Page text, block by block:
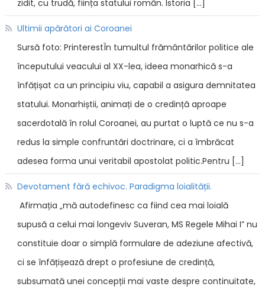
zidit, cu trudă, ființa statului român. Istoria […]
Ultimii apărători ai Coroanei
Sursă foto: PrinterestÎn tumultul frământărilor politice ale
începutului veacului al XX-lea, ideea monarhică s-a
înfățișat ca un principiu viu, capabil a asigura demnitatea
statului. Monarhiștii, animați de o credință aproape
sacerdotală în rolul Coroanei, au purtat o luptă ce nu s-a
redus la simple confruntări doctrinare, ci a îmbrăcat
adesea forma unui veritabil apostolat politic.Pentru […]
Devotament fără echivoc. Paradigma loialității.
Afirmația „mă autodefinesc ca fiind cea mai loială
supusă a celui mai longeviv Suveran, MS Regele Mihai I” nu
constituie doar o simplă formulare de adeziune afectivă,
ci se înfățișează drept o profesiune de credință,
subsumată unei concepții mai vaste despre continuitate,